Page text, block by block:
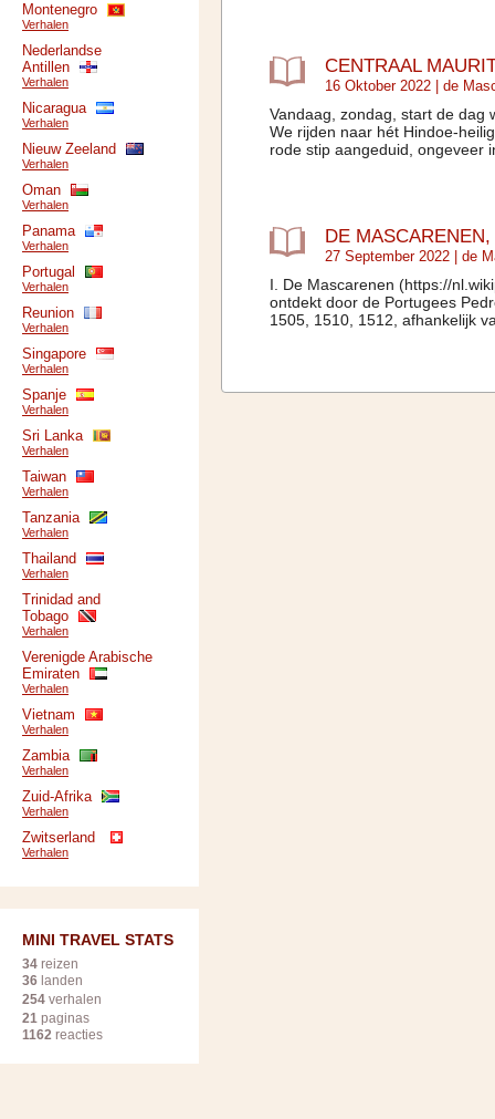
CENTRAAL
16 Oktober 2022 | de
Vandaag, zondag, start de dag
We rijden naar hét Hindoe-
rode stip aangeduid, ongeveer
DE
27 September 2022 | de
I. De Mascarenen (https://
ontdekt door de Portugees
1505, 1510, 1512, afhankelijk
Montenegro
Verhalen
Nederlandse
Antillen
Verhalen
Nicaragua
Verhalen
Nieuw Zeeland
Verhalen
Oman
Verhalen
Panama
Verhalen
Portugal
Verhalen
Reunion
Verhalen
Singapore
Verhalen
Spanje
Verhalen
Sri Lanka
Verhalen
Taiwan
Verhalen
Tanzania
Verhalen
Thailand
Verhalen
Trinidad and
Tobago
Verhalen
Verenigde Arabische
Emiraten
Verhalen
Vietnam
Verhalen
Zambia
Verhalen
Zuid-Afrika
Verhalen
Zwitserland
Verhalen
MINI TRAVEL STATS
34 reizen
36 landen
254 verhalen
21 paginas
1162 reacties